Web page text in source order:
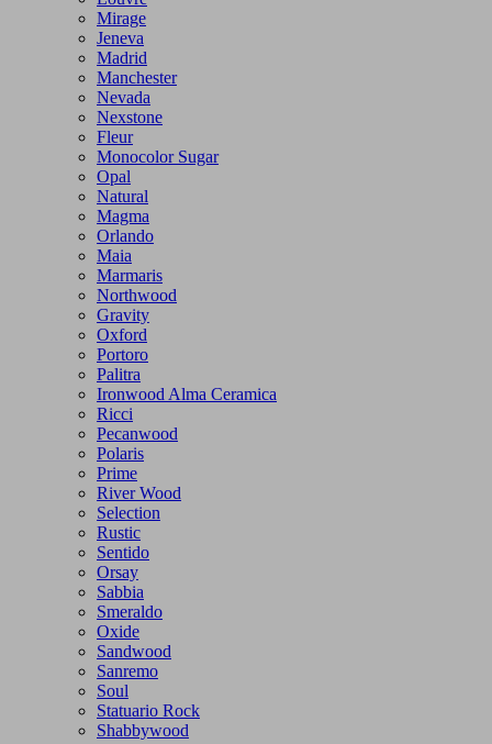
Mirage
Jeneva
Madrid
Manchester
Nevada
Nexstone
Fleur
Monocolor Sugar
Opal
Natural
Magma
Orlando
Maia
Marmaris
Northwood
Gravity
Oxford
Portoro
Palitra
Ironwood Alma Ceramica
Ricci
Pecanwood
Polaris
Prime
River Wood
Selection
Rustic
Sentido
Orsay
Sabbia
Smeraldo
Oxide
Sandwood
Sanremo
Soul
Statuario Rock
Shabbywood